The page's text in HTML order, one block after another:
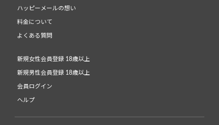
ハッピーメールの想い
料金について
よくある質問
新規女性会員登録 18歳以上
新規男性会員登録 18歳以上
会員ログイン
ヘルプ